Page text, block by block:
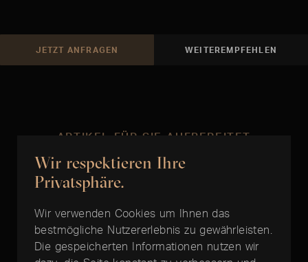
JETZT ANFRAGEN WEITEREMPFEHLEN
ARTIKEL FÜR SIE AUFBEREITET
Zur richtigen Zeit
Wir respektieren Ihre
Privatsphäre.
Wir verwenden Cookies um Ihnen das
bestmögliche Nutzererlebnis zu gewährleisten.
Die gespeicherten Informationen nutzen wir